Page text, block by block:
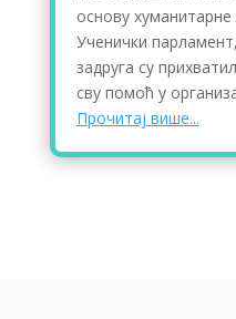
основу хуманитарне
Ученички
задруга су
сву помоћ у
Прочитај више...